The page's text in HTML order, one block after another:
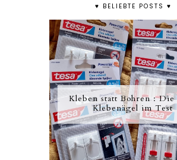
♥ BELIEBTE POSTS ♥
Kleben statt Bohren : Die
Klebenägel im Test